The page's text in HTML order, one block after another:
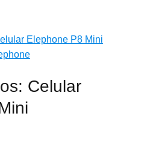
Elephone P8 Mini
Celular